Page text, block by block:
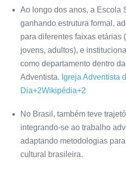
Ao longo dos anos, a Escola
ganhando estrutura formal,
para diferentes faixas etárias
jovens, adultos), e
como departamento dentro
Adventista. Igreja Adventista
Dia+2Wikipédia+2
No Brasil, também teve
integrando-se ao trabalho
adaptando metodologias
cultural brasileira.